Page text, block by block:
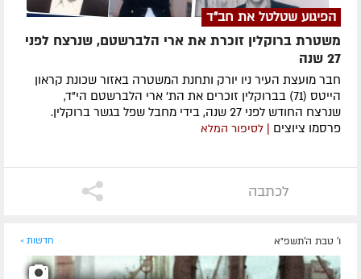
הפיגוע שטלטל את חב"ד
משטרת ברוקלין זוכרת את ארי הלברשטם, שנרצח לפני
27 שנה
חבר מועצת העיר ניו יורק ותחנת המשטרה באזור שכונת קראון
הייטס (71) בברוקלין זוכרים את הת' ארי הלברשטם הי"ד,
שנרצח החודש לפני 27 שנה, בידי מחבל שפל בגשר ברוקלין.
פרסמו ציוצים | לסיפור המלא
לכתבה
ו' טבת ה׳תשפ״א חדשות »